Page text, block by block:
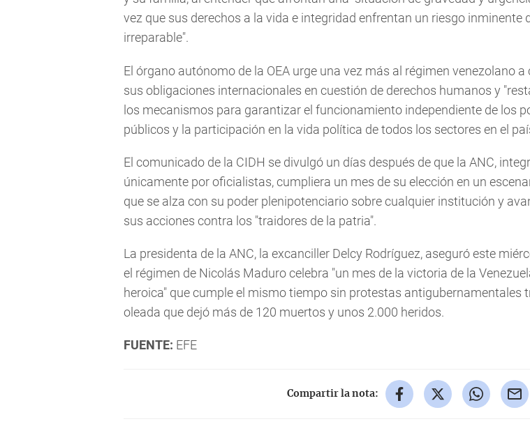
vez que sus derechos a la vida e integridad enfrentan un riesgo inminente
irreparable".
El órgano autónomo de la OEA urge una vez más al régimen venezolano
sus obligaciones internacionales en cuestión de derechos humanos y
los mecanismos para garantizar el funcionamiento independiente de los
públicos y la participación en la vida política de todos los sectores en el
El comunicado de la CIDH se divulgó un días después de que la ANC,
únicamente por oficialistas, cumpliera un mes de su elección en un
que se alza con su poder plenipotenciario sobre cualquier institución y
sus acciones contra los "traidores de la patria".
La presidenta de la ANC, la excanciller Delcy Rodríguez, aseguró este
el régimen de Nicolás Maduro celebra "un mes de la victoria de la
heroica" que cumple el mismo tiempo sin protestas antigubernamentales
oleada que dejó más de 120 muertos y unos 2.000 heridos.
FUENTE: EFE
Compartir la nota: